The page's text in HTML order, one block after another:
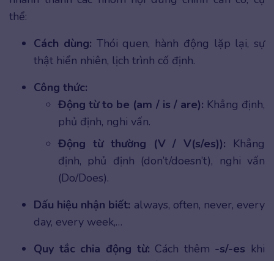
thể:
Cách dùng: Thói quen, hành động lặp lại, sự
thật hiển nhiên, lịch trình cố định.
Công thức:
Động từ to be (am / is / are): Khẳng định,
phủ định, nghi vấn.
Động từ thường (V / V(s/es)): Khẳng
định, phủ định (don’t/doesn’t), nghi vấn
(Do/Does).
Dấu hiệu nhận biết: always, often, never, every
day, every week,…
Quy tắc chia động từ: Cách thêm -s/-es khi